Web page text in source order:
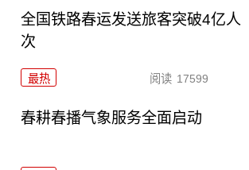
全国铁路春运发送旅客突破4亿人
次
最热 阅读 17599
春耕春播气象服务全面启动